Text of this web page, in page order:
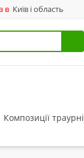
в Київ і область
Композиції траурні